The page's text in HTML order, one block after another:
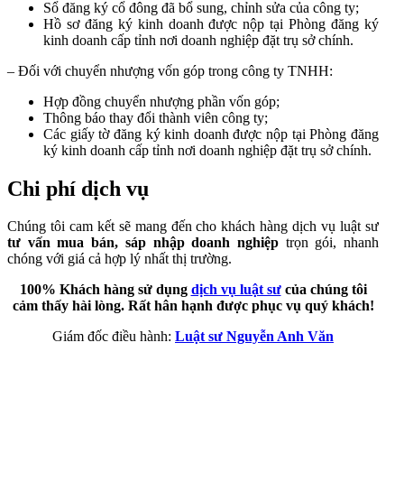
Sổ đăng ký cổ đông đã bổ sung, chỉnh sửa của công ty;
Hồ sơ đăng ký kinh doanh được nộp tại Phòng đăng ký
kinh doanh cấp tỉnh nơi doanh nghiệp đặt trụ sở chính.
– Đối với chuyển nhượng vốn góp trong công ty TNHH:
Hợp đồng chuyển nhượng phần vốn góp;
Thông báo thay đổi thành viên công ty;
Các giấy tờ đăng ký kinh doanh được nộp tại Phòng đăng
ký kinh doanh cấp tỉnh nơi doanh nghiệp đặt trụ sở chính.
Chi phí dịch vụ
Chúng tôi cam kết sẽ mang đến cho khách hàng dịch vụ luật sư
tư vấn mua bán, sáp nhập doanh nghiệptrọn gói, nhanh
chóng với giá cả hợp lý nhất thị trường.
100% Khách hàng sử dụng dịch vụ luật sưcủa chúng tôi
cảm thấy hài lòng. Rất hân hạnh được phục vụ quý khách!
Giám đốc điều hành: Luật sư Nguyễn Anh Văn